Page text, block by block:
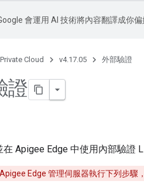
會運用 AI 技術將內容翻譯成你
Cloud v4.17.05 外部驗證
證
Apigee Edge 中使用內部驗證
Edge 管理伺服器執行下列步驟，